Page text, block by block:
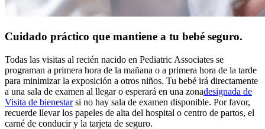
Cuidado práctico que mantiene a tu bebé seguro.
Todas las visitas al recién nacido en Pediatric Associates se
programan a primera hora de la mañana o a primera hora de la tarde
para minimizar la exposición a otros niños. Tu bebé irá directamente
a una sala de examen al llegar o esperará en una zonadesignada de
Visita de bienestarsi no hay sala de examen disponible. Por favor,
recuerde llevar los papeles de alta del hospital o centro de partos, el
carné de conducir y la tarjeta de seguro.